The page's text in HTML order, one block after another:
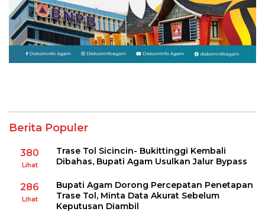
Berita Populer
380
Lihat
Trase Tol Sicincin- Bukittinggi Kembali
Dibahas, Bupati Agam Usulkan Jalur Bypass
286
Lihat
Bupati Agam Dorong Percepatan Penetapan
Trase Tol, Minta Data Akurat Sebelum
Keputusan Diambil